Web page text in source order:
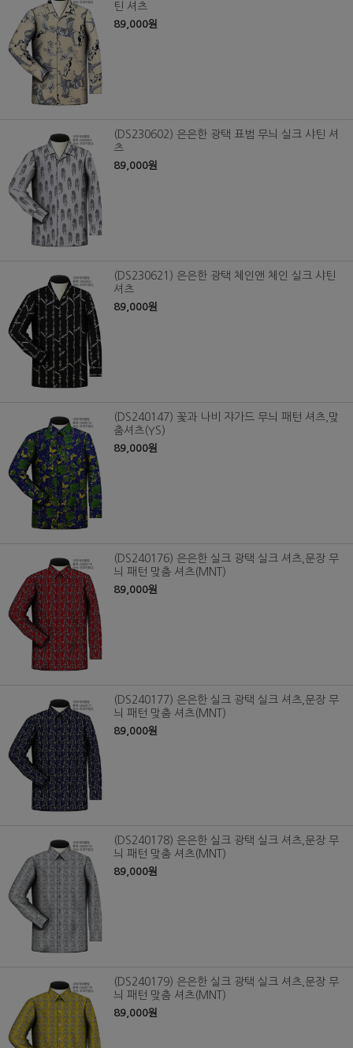
틴 셔츠
89,000원
(DS230602) 은은한 광택 표범 무늬 실크 샤틴 셔
츠
89,000원
(DS230621) 은은한 광택 체인앤 체인 실크 샤틴
셔츠
89,000원
(DS240147) 꽃과 나비 쟈가드 무늬 패턴 셔츠,맞
춤셔츠(YS)
89,000원
(DS240176) 은은한 실크 광택 실크 셔츠,문장 무
늬 패턴 맞춤 셔츠(MNT)
89,000원
(DS240177) 은은한 실크 광택 실크 셔츠,문장 무
늬 패턴 맞춤 셔츠(MNT)
89,000원
(DS240178) 은은한 실크 광택 실크 셔츠,문장 무
늬 패턴 맞춤 셔츠(MNT)
89,000원
(DS240179) 은은한 실크 광택 실크 셔츠,문장 무
늬 패턴 맞춤 셔츠(MNT)
89,000원